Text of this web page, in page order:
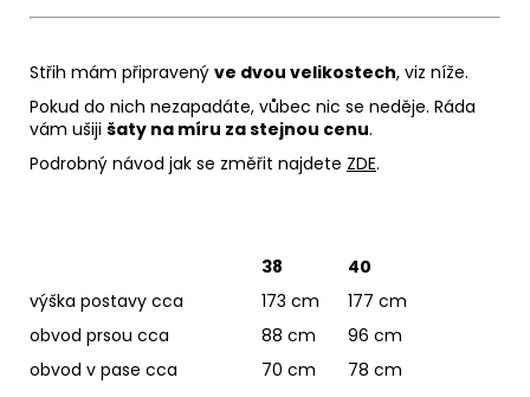
Střih mám připravený ve dvou velikostech, viz níže.
Pokud do nich nezapadáte, vůbec nic se neděje. Ráda
vám ušiji šaty na míru za stejnou cenu.
Podrobný návod jak se změřit najdete ZDE.
38
40
výška postavy cca
173 cm
177 cm
obvod prsou cca
88 cm
96 cm
obvod v pase cca
70 cm
78 cm